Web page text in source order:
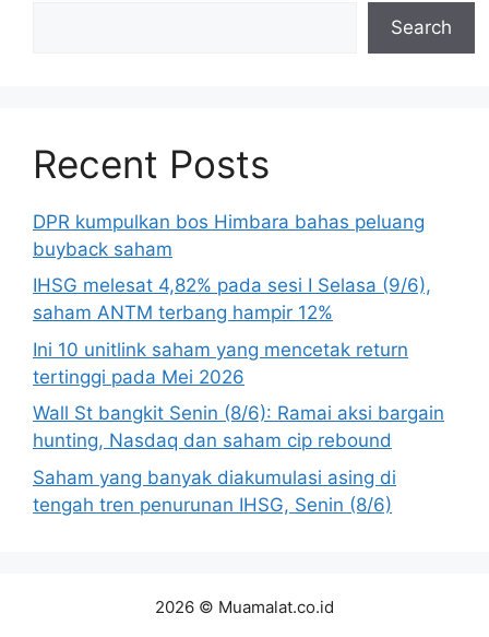
Search
Recent Posts
DPR kumpulkan bos Himbara bahas peluang
buyback saham
IHSG melesat 4,82% pada sesi I Selasa (9/6),
saham ANTM terbang hampir 12%
Ini 10 unitlink saham yang mencetak return
tertinggi pada Mei 2026
Wall St bangkit Senin (8/6): Ramai aksi bargain
hunting, Nasdaq dan saham cip rebound
Saham yang banyak diakumulasi asing di
tengah tren penurunan IHSG, Senin (8/6)
2026 © Muamalat.co.id